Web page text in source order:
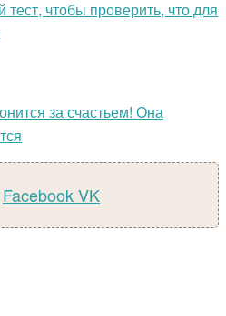
тест, чтобы проверить, что для
за счастьем! Она
FacebookVK